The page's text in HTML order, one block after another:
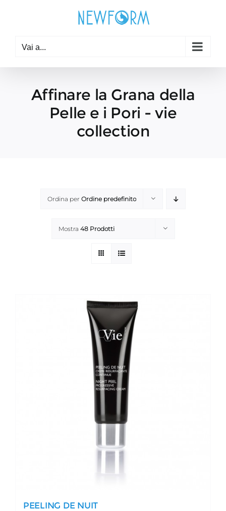
Vai a...
Affinare la Grana della
Pelle e i Pori - vie
collection
Ordina per Ordine predefinito
Mostra 48 Prodotti
PEELING DE NUIT